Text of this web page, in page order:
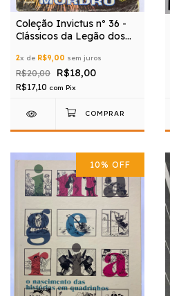
Coleção Invictus nº 36 -
Clássicos da Legão dos
Sampa
2x de R$9,00 sem juros
R$20,00 R$18,00
R$17,10 com Pix
10% OFF